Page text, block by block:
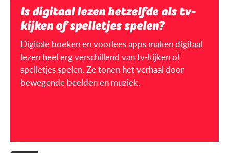
Is digitaal lezen hetzelfde als tv-
kijken of spelletjes spelen?
Digitale boeken en voorlees apps maken digitaal
lezen heel erg verschillend van tv-kijken of
spelletjes spelen. Ze tonen het verhaal door
bewegende beelden en muziek.